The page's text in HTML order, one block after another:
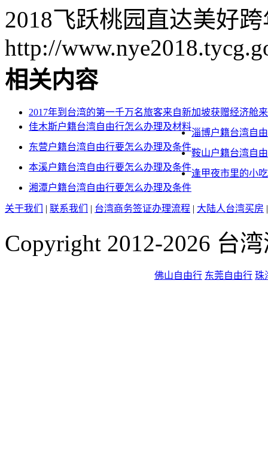
2018飞跃桃园直达美好
http://
相关内容
2017年到台湾的第一千万名旅客来自新加坡获赠经济舱
佳木斯户籍台湾自由行怎么办理及材料
淄博户籍台湾自
东营户籍台湾自由行要怎么办理及条件
鞍山户籍台湾自
本溪户籍台湾自由行要怎么办理及条件
逢甲夜市里的小
湘潭户籍台湾自由行要怎么办理及条件
关于我们 | 联系我们 | 台湾商务签证办理流程 | 大陆人台湾买房
Copyright 2012-2026 台
佛山自由行 东莞自由行 珠